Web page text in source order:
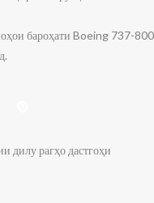
бароҳати Boeing 737-800
дилу рагҳо дастгоҳи